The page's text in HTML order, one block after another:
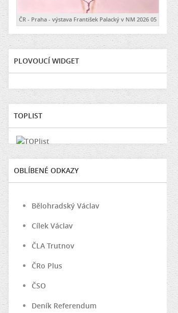
ČR - Praha - výstava František Palacký v NM 2026 05
PLOVOUCÍ WIDGET
TOPLIST
OBLÍBENÉ ODKAZY
Bělohradský Václav
Cílek Václav
ČLA Trutnov
ČRo Plus
ČSO
Deník Referendum